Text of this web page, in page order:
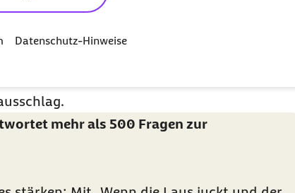
Datenschutz-Hinweise
eineVirusinfektion
zählt. Meist genügt bereits ein
um die Erkrankung zu
Symptome sind Beschwerden in den oberen
mehr als 500 Fragen zur